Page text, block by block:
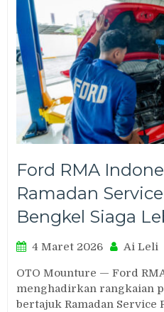
Ford RMA
Ramadan
Bengkel Siaga
4 Maret 2026 Ai Leli
OTO Mounture — Ford
menghadirkan rangkaian
bertajuk Ramadan Service